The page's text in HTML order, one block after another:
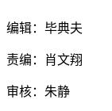
编辑：毕典夫
责编：肖文翔
审核：朱静